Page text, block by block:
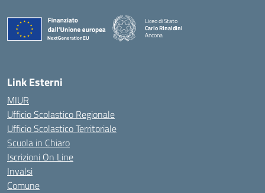
Liceo di Stato
Carlo Rinaldini
Ancona
Link Esterni
MIUR
Ufficio Scolastico Regionale
Ufficio Scolastico Territoriale
Scuola in Chiaro
Iscrizioni On Line
Invalsi
Comune